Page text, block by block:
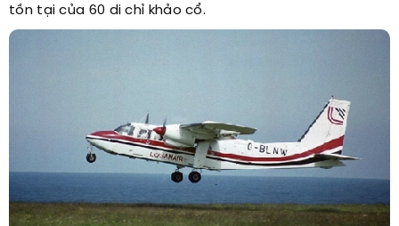
tồn tại của 60 di chỉ khảo cổ.